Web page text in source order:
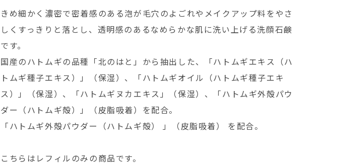
きめ細かく濃密で密着感のある泡が毛穴のよごれやメイクアップ料をやさ
しくすっきりと落とし、透明感のあるなめらかな肌に洗い上げる洗顔石鹸
です。
国産のハトムギの品種「北のはと」から抽出した、「ハトムギエキス（ハ
トムギ種子エキス）」（保湿）、「ハトムギオイル（ハトムギ種子エキ
ス）」（保湿）、「ハトムギヌカエキス」（保湿）、「ハトムギ外殻パウ
ダー（ハトムギ殻）」（皮脂吸着）を配合。
「ハトムギ外殻パウダー（ハトムギ殻） 」（皮脂吸着） を配合。
こちらはレフィルのみの商品です。